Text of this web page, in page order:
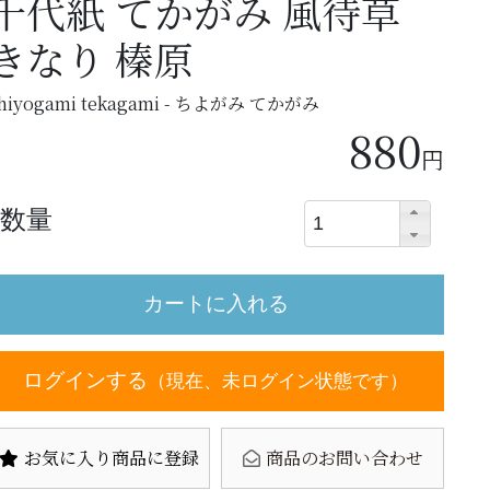
代紙 てかがみ 風待草
なり 榛原
tekagami - ちよがみ てかがみ
880円
数量
ログインする （現在、未ログイン状態です）
お気に入り商品に登録 商品のお問い合わせ